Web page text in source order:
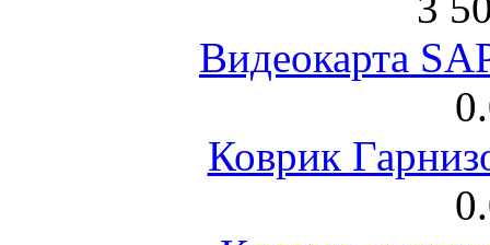
Видеокарта
Коврик